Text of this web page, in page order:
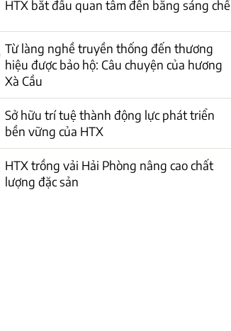
HTX bắt đầu quan tâm đến bằng sáng chế
Từ làng nghề truyền thống đến thương
hiệu được bảo hộ: Câu chuyện của hương
Xà Cầu
Sở hữu trí tuệ thành động lực phát triển
bền vững của HTX
HTX trồng vải Hải Phòng nâng cao chất
lượng đặc sản